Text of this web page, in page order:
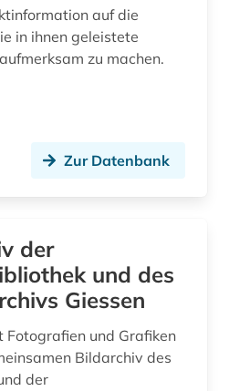
auf die
in ihnen geleistete
zu machen.
Zur Datenbank
der
und des
Universitätsarchivs Giessen
und Grafiken
Bildarchiv des
der